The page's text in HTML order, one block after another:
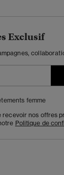
Exclusif
femme
nos offres
Politique de